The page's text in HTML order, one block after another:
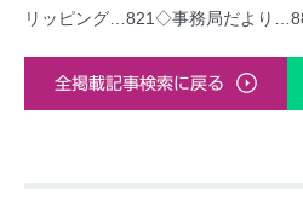
リッピング…821◇事務局だより
全掲載記事検索に戻る